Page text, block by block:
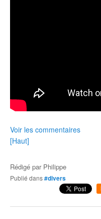
Voir les commentaires
[Haut]
Rédigé par Philippe
Publié dans#divers